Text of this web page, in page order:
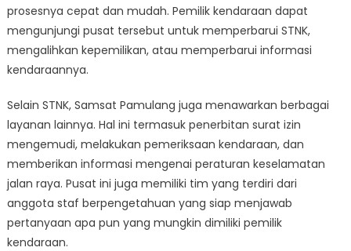
prosesnya cepat dan mudah. Pemilik kendaraan dapat
mengunjungi pusat tersebut untuk memperbarui STNK,
mengalihkan kepemilikan, atau memperbarui informasi
kendaraannya.
Selain STNK, Samsat Pamulang juga menawarkan berbagai
layanan lainnya. Hal ini termasuk penerbitan surat izin
mengemudi, melakukan pemeriksaan kendaraan, dan
memberikan informasi mengenai peraturan keselamatan
jalan raya. Pusat ini juga memiliki tim yang terdiri dari
anggota staf berpengetahuan yang siap menjawab
pertanyaan apa pun yang mungkin dimiliki pemilik
kendaraan.